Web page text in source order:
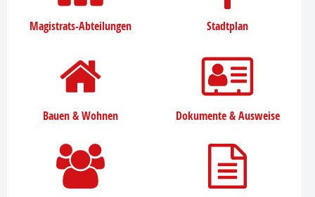
Magistrats-Abteilungen Stadtplan
Bauen & Wohnen Dokumente & Ausweise